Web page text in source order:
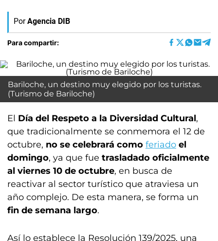
Por Agencia DIB
Para compartir:
Bariloche, un destino muy elegido por los turistas.
(Turismo de Bariloche)
El Día del Respeto a la Diversidad Cultural,
que tradicionalmente se conmemora el 12 de
octubre, no se celebrará como feriado el
domingo, ya que fue trasladado oficialmente
al viernes 10 de octubre, en busca de
reactivar al sector turístico que atraviesa un
año complejo. De esta manera, se forma un
fin de semana largo.
Así lo establece la Resolución 139/2025, una